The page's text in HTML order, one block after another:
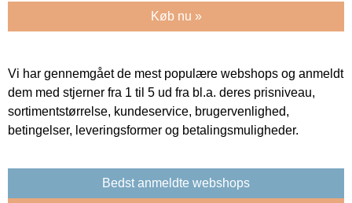
Køb nu »
Vi har gennemgået de mest populære webshops og anmeldt
dem med stjerner fra 1 til 5 ud fra bl.a. deres prisniveau,
sortimentstørrelse, kundeservice, brugervenlighed,
betingelser, leveringsformer og betalingsmuligheder.
Bedst anmeldte webshops